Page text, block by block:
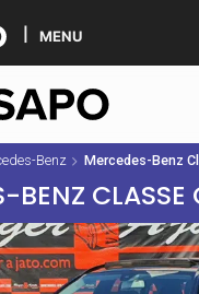
MENU
Benz Mercedes-Benz
BENZ CLASSE